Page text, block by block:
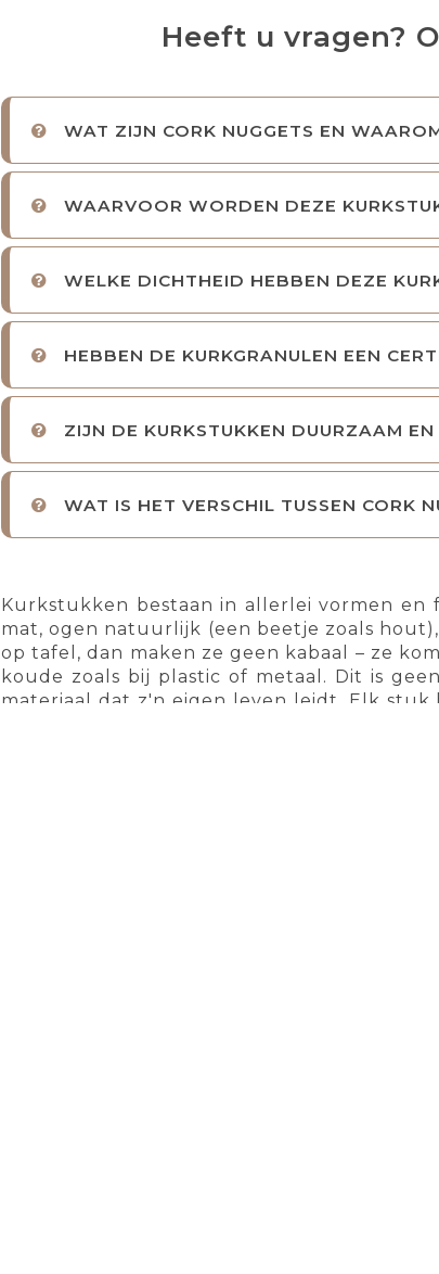
Heeft u vragen?
WAT ZIJN CORK NUGGETS EN
WAARVOOR WORDEN DEZE
WELKE DICHTHEID HEBBEN DEZE
HEBBEN DE KURKGRANULEN EEN
ZIJN DE KURKSTUKKEN DUURZAAM
WAT IS HET VERSCHIL TUSSEN CORK
Kurkstukken bestaan in allerlei vormen en
mat, ogen natuurlijk (een beetje zoals
op tafel, dan maken ze geen kabaal – ze
koude zoals bij plastic of metaal. Dit is
materiaal dat z'n eigen leven leidt. Elk